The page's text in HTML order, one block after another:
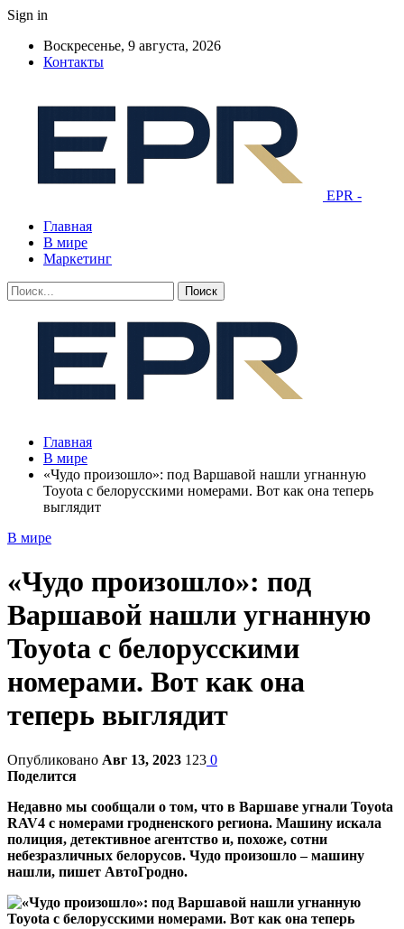
Sign in
Воскресенье, 9 августа, 2026
Контакты
EPR -
Главная
В мире
Маркетинг
Главная
В мире
«Чудо произошло»: под Варшавой нашли угнанную
Toyota с белорусскими номерами. Вот как она теперь
выглядит
В мире
«Чудо произошло»: под
Варшавой нашли угнанную
Toyota с белорусскими
номерами. Вот как она
теперь выглядит
Опубликовано Авг 13, 2023 123 0
Поделится
Недавно мы сообщали о том, что в Варшаве угнали Toyota
RAV4 с номерами гродненского региона. Машину искала
полиция, детективное агентство и, похоже, сотни
небезразличных белорусов. Чудо произошло – машину
нашли, пишет АвтоГродно.